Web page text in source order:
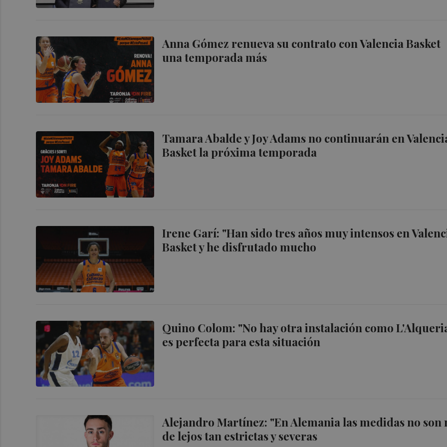
Anna Gómez renueva su contrato con Valencia Basket
una temporada más
Tamara Abalde y Joy Adams no continuarán en
Basket la próxima temporada
Irene Garí: "Han sido tres años muy intensos en
Basket y he disfrutado mucho
Quino Colom: "No hay otra instalación como
es perfecta para esta situación
Alejandro Martínez: "En Alemania las medidas no son
de lejos tan estrictas y severas